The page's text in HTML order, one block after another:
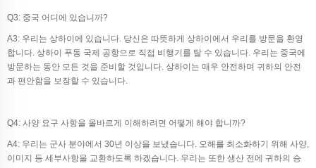
Q3: 중국 어디에 있습니까?
A3: 우리는 상하이에 있습니다. 당신은 따뜻하게 상하이에서 우리를 방문을 환영
합니다. 상하이 푸동 국제 공항으로 직접 비행기를 탈 수 있습니다. 우리는 중국에
방문하는 동안 모든 것을 준비할 것입니다. 상하이는 매우 안전하며 귀하의 안전
과 편안함을 보장할 수 있습니다.
Q4: 사양 요구 사항을 올바르게 이해하려면 어떻게 해야 합니까?
A4: 우리는 군사 분야에서 30년 이상을 보냈습니다. 오해를 최소화하기 위해 사양,
이미지 등 세부사항을 교환하도록 하겠습니다. 우리는 또한 생산 전에 귀하의 승